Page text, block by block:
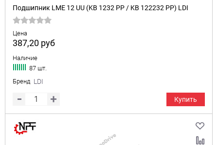
Подшипник LME 12 UU (KB 1232 PP / KB 122232 PP) LDI
Цена
387,20 руб
Наличие
87 шт.
Бренд LDI
Купить